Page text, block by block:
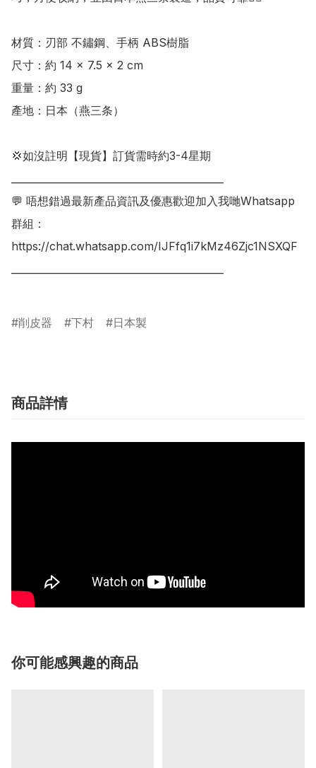
材質：刃部 不鏽鋼、手柄 ABS樹脂
尺寸：約 14 × 7.5 × 2 cm
重量：約 33 g
產地：日本（燕三条）
💢如沒註明【現貨】訂貨需時約3-4星期
💬 唔想錯過最新產品資訊及優惠歡迎加入我哋Whatsapp
群組：
https://chat.whatsapp.com/IJFfq1i7kMz46Zjc1NSXQF
削皮器 下村 日本製
商品詳情
你可能感興趣的商品